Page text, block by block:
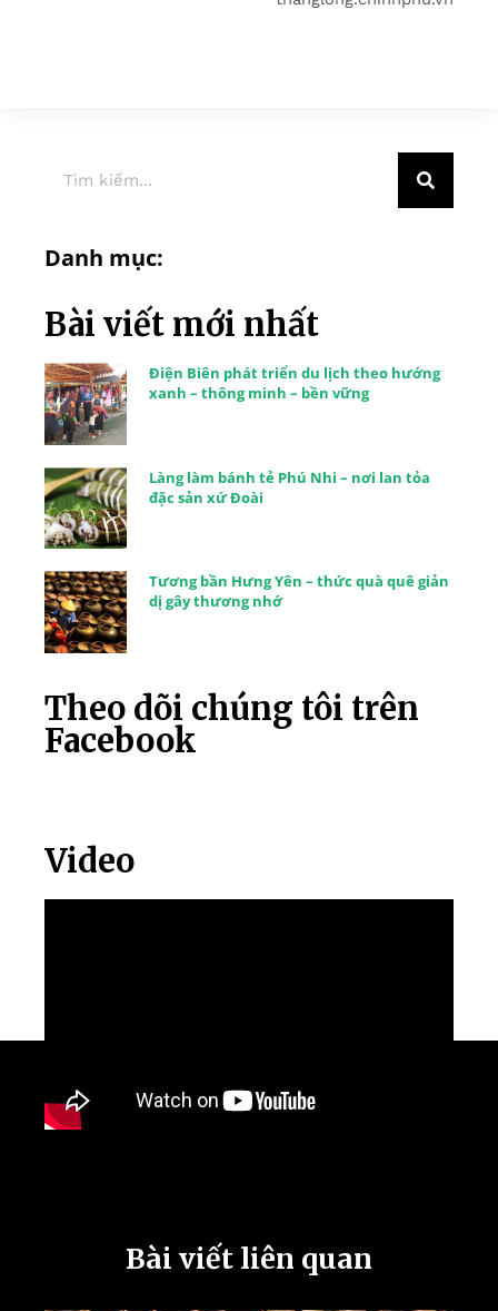
Danh mục:
Bài viết mới nhất
Điện Biên phát triển du lịch theo hướng
xanh – thông minh – bền vững
Làng làm bánh tẻ Phú Nhi – nơi lan tỏa
đặc sản xứ Đoài
Tương bần Hưng Yên – thức quà quê giản
dị gây thương nhớ
Theo dõi chúng tôi trên
Facebook
Video
Bài viết liên quan